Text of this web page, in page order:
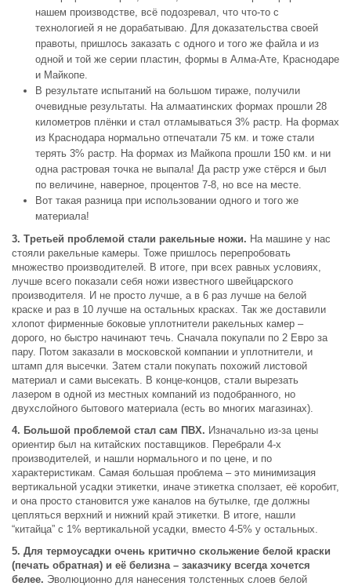
нашем производстве, всё подозревал, что что-то с
технологией я не дорабатываю. Для доказательства своей
правоты, пришлось заказать с одного и того же файла и из
одной и той же серии пластин, формы в Алма-Ате, Краснодаре
и Майкопе.
В результате испытаний на большом тираже, получили
очевидные результаты. На алмаатинских формах прошли 28
километров плёнки и стал отламываться 3% растр. На формах
из Краснодара нормально отпечатали 75 км. и тоже стали
терять 3% растр. На формах из Майкопа прошли 150 км. и ни
одна растровая точка не выпала! Да растр уже стёрся и был
по величине, наверное, процентов 7-8, но все на месте.
Вот такая разница при использовании одного и того же
материала!
3. Третьей проблемой стали ракельные ножи. На машине у нас
стояли ракельные камеры. Тоже пришлось перепробовать
множество производителей. В итоге, при всех равных условиях,
лучше всего показали себя ножи известного швейцарского
производителя. И не просто лучше, а в 6 раз лучше на белой
краске и раз в 10 лучше на остальных красках. Так же доставили
хлопот фирменные боковые уплотнители ракельных камер –
дорого, но быстро начинают течь. Сначала покупали по 2 Евро за
пару. Потом заказали в московской компании и уплотнители, и
штамп для высечки. Затем стали покупать похожий листовой
материал и сами высекать. В конце-концов, стали вырезать
лазером в одной из местных компаний из подобранного, но
двухслойного бытового материала (есть во многих магазинах).
4. Большой проблемой стал сам ПВХ. Изначально из-за цены
ориентир был на китайских поставщиков. Перебрали 4-х
производителей, и нашли нормального и по цене, и по
характеристикам. Самая большая проблема – это минимизация
вертикальной усадки этикетки, иначе этикетка сползает, её коробит,
и она просто становится уже каналов на бутылке, где должны
цепляться верхний и нижний край этикетки. В итоге, нашли
“китайца” с 1% вертикальной усадки, вместо 4-5% у остальных.
5. Для термоусадки очень критично скольжение белой краски
(печать обратная) и её белизна – заказчику всегда хочется
белее. Эволюционно для нанесения толстенных слоев белой